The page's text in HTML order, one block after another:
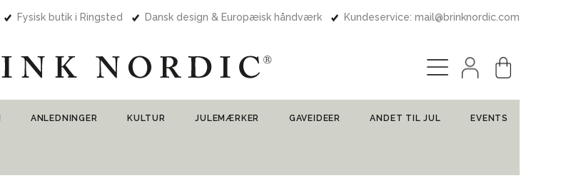
Fysisk butik i Ringsted Dansk design & Europæisk håndværk Kundeservice: mail@brinknordic.com
ANLEDNINGER KULTUR JULEMÆRKER GAVEIDEER ANDET TIL JUL EVENTS